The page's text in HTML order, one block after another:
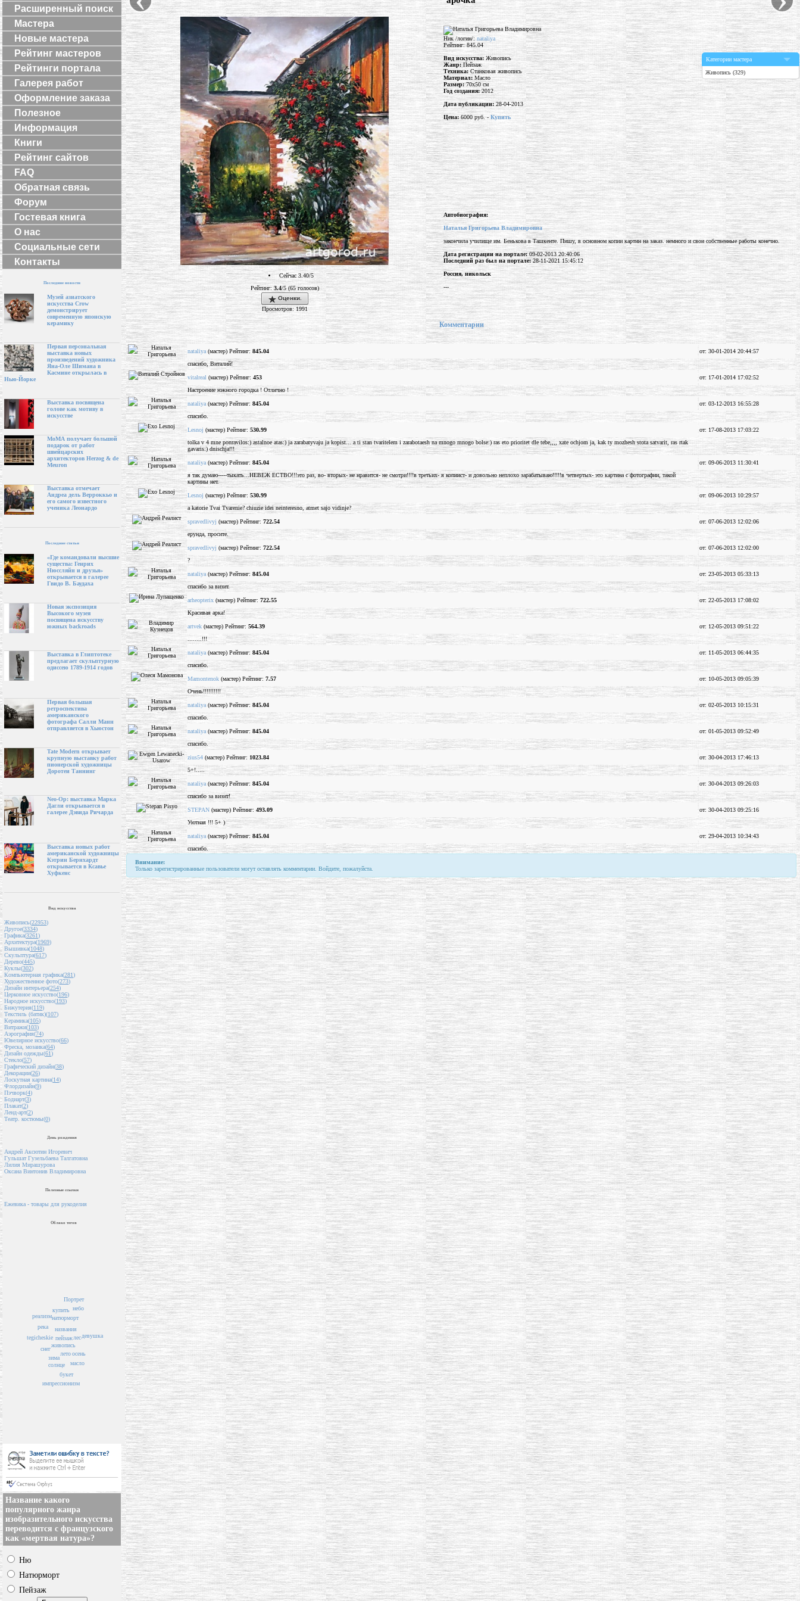
Расширенный поиск
Мастера
Новые мастера
Рейтинг мастеров
Рейтинги портала
Галерея работ
Оформление заказа
Полезное
Информация
Книги
Рейтинг сайтов
FAQ
Обратная связь
Форум
Гостевая книга
О нас
Социальные сети
Контакты
Последние новости
Музей азиатского
искусства Crow
демонстрирует
современную японскую
керамику
Первая персональная
выставка новых
произведений художника
Яна-Оле Шимана в
Касмине открылась в
Нью-Йорке
Выставка посвящена
голове как мотиву в
искусстве
МоМА получает большой
подарок от работ
швейцарских
архитекторов Herzog & de
Meuron
Выставка отмечает
Андреа дель Верроккьо и
его самого известного
ученика Леонардо
Последние статьи
«Где командовали высшие
существа: Генрих
Нюссляйн и друзья»
открывается в галерее
Гвидо В. Баудаха
Новая экспозиция
Высокого музея
посвящена искусству
южных backroads
Выставка в Глиптотеке
предлагает скульптурную
одиссею 1789-1914 годов
Первая большая
ретроспектива
американского
фотографа Салли Манн
отправляется в Хьюстон
Tate Modern открывает
крупную выставку работ
пионерской художницы
Доротеи Таннинг
Neo-Op: выставка Марка
Дагли открывается в
галерее Дэвида Ричарда
Выставка новых работ
американской художницы
Кэтрин Бернхардт
открывается в Ксавье
Хуфкенс
Вид искусства
Живопись(22953)
Другое(3334)
Графика(3261)
Архитектура(1969)
Вышивка(1048)
Скульптура(617)
Дерево(445)
Куклы(302)
Компьютерная графика(281)
Художественное фото(273)
Дизайн интерьера(254)
Церковное искусство(196)
Народное искусство(193)
Бижутерия(119)
Текстиль (батик)(107)
Керамика(105)
Витражи(103)
Аэрография(74)
Ювелирное искусство(66)
Фреска, мозаика(64)
Дизайн одежды(61)
Стекло(57)
Графический дизайн(38)
Декорации(26)
Лоскутная картина(14)
Флордизайн(9)
Пэчворк(4)
Бодиарт(3)
Плакат(2)
Ленд-арт(2)
Театр. костюмы(0)
День рождения
Андрей Аксютин Игоревич
Гульшат Гузельбаева Талгатовна
Лилия Мирашурова
Оксана Винтонив Владимировна
Полезные ссылки
Ежевика - товары для рукоделия
Облако тегов
пейзаж
названия
живопись
лето
натюрморт
купить
солнце
лес
зима
осень
букет
масло
река
снег
tegicheskie
реализм
небо
импрессионизм
Портрет
девушка
Название какого
популярного жанра
изобразительного искусства
переводится с французского
как «мертвая натура»?
Ню
Натюрморт
Пейзаж
Сейчас 3.40/5
Рейтинг:3.4/5 (65 голосов)
Оценки.
Просмотров: 1991
Ник /логин/: nataliya
Рейтинг: 845.04
Вид искусства: Живопись
Жанр: Пейзаж
Техника:Станковая живопись
Материал:Масло
Размер:70x50 см
Год создания:2012
Дата публикации:28-04-2013
Цена:6000 руб. - Купить
Категории мастера
Живопись (329)
Автобиография:
Наталья Григорьева Владимировна
закончила училище им. Бенькова в Ташкенте. Пишу, в основном копии картин на заказ. немного и свои собственные работы конечно.
Дата регистрации на портале:09-02-2013 20:40:06
Последний раз был на портале:28-11-2021 15:45:12
Россия, никольск
---
Комментарии
nataliya (мастер) Рейтинг: 845.04
от: 30-01-2014 20:44:57
спасибо, Виталий!
vitalreal (мастер) Рейтинг: 453
от: 17-01-2014 17:02:52
Настроение южного городка ! Отлично !
nataliya (мастер) Рейтинг: 845.04
от: 03-12-2013 16:55:28
спасибо.
Lesnoj (мастер) Рейтинг: 530.99
от: 17-08-2013 17:03:22
tolka v 4 mne ponravilos:) astalnoe atas:) ja zarabatyvaju ja kopist... a ti stan tvaritelem i zarabotaesh na mnogo mnogo bolse:) ras eto prioritet dle tebe,,,, xate ochjom ja, kak ty mozhesh stota satvarit, ras rtak
gavaris:) dnischja!!!
nataliya (мастер) Рейтинг: 845.04
от: 09-06-2013 11:30:41
я так думаю-----тыкать...НЕВЕЖ ЕСТВО!!!это раз, во- вторых- не нравится- не смотри!!!!в третьих- я копиист- и довольно неплохо зарабатываю!!!!!в четвертых- это картина с фотографии, такой
картины нет.
Lesnoj (мастер) Рейтинг: 530.99
от: 09-06-2013 10:29:57
a katorie Tvai Tvarenie? chiuzie idei neinteresno, atmet sajo vidinje?
spravedlivyj (мастер) Рейтинг: 722.54
от: 07-06-2013 12:02:06
ерунда, просите.
spravedlivyj (мастер) Рейтинг: 722.54
от: 07-06-2013 12:02:00
?
nataliya (мастер) Рейтинг: 845.04
от: 23-05-2013 05:33:13
спасибо за визит.
arheopterix (мастер) Рейтинг: 722.55
от: 22-05-2013 17:08:02
Красивая арка!
artvek (мастер) Рейтинг: 564.39
от: 12-05-2013 09:51:22
........!!!
nataliya (мастер) Рейтинг: 845.04
от: 11-05-2013 06:44:35
спасибо.
Mamontenok (мастер) Рейтинг: 7.57
от: 10-05-2013 09:05:39
Очень!!!!!!!!!!
nataliya (мастер) Рейтинг: 845.04
от: 02-05-2013 10:15:31
спасибо.
nataliya (мастер) Рейтинг: 845.04
от: 01-05-2013 09:52:49
спасибо.
zius54 (мастер) Рейтинг: 1023.84
от: 30-04-2013 17:46:13
5+!.....
nataliya (мастер) Рейтинг: 845.04
от: 30-04-2013 09:26:03
спасибо за визит!
STEPAN (мастер) Рейтинг: 493.09
от: 30-04-2013 09:25:16
Уютная !!! 5+ )
nataliya (мастер) Рейтинг: 845.04
от: 29-04-2013 10:34:43
спасибо.
Внимание:
Только зарегистрированные пользователи могут оставлять комментарии. Войдите, пожалуйста.